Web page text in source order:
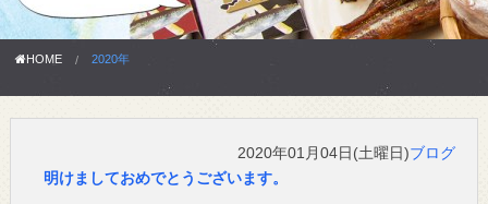
HOME 2020年
2020年01月04日(土曜日)ブログ
明けましておめでとうございます。